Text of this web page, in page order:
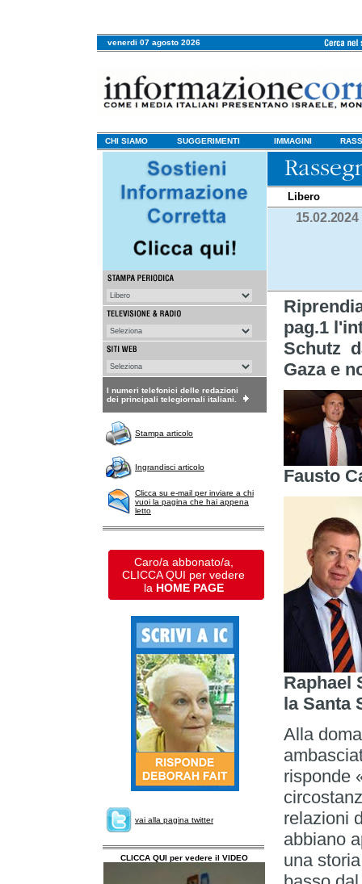
venerdi 07 agosto 2026
CHI SIAMO SUGGERIMENTI IMMAGINI
I numeri telefonici delle redazioni
dei principali telegiornali italiani.
Stampa articolo
Ingrandisci articolo
Clicca su e-mail per inviare a chi
vuoi la pagina che hai appena
letto
Caro/a abbonato/a,
CLICCA QUI per vedere
la HOME PAGE
vai alla pagina twitter
CLICCA QUI per vedere il VIDEO
Libero
15.02.2024
pag.1
Schutz
Gaza e
Fausto
Raphael
la Santa
Alla
risponde
relazioni
abbiano
una